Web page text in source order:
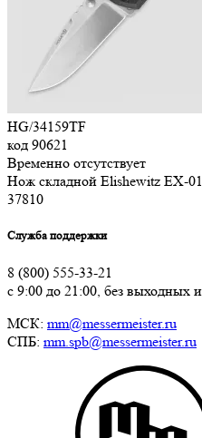
HG/34159TF
код 90621
Временно отсутствует
Нож складной Elishewitz EX-
37810
Служба поддержки
8 (800) 555-33-21
с 9:00 до 21:00, без выходных
МСК: mm@messermeister.ru
СПБ: mm.spb@messermeister.ru